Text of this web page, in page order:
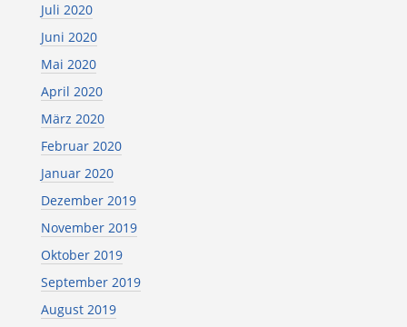
Juli 2020
Juni 2020
Mai 2020
April 2020
März 2020
Februar 2020
Januar 2020
Dezember 2019
November 2019
Oktober 2019
September 2019
August 2019